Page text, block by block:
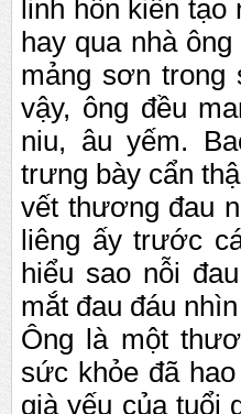
linh hồn kiến tạo
hay qua nhà ông
mảng sơn trong
vậy, ông đều
niu, âu yếm.
trưng bày cẩn thậ
vết thương đau
liêng ấy trước
hiểu sao nỗi
mắt đau đáu
Ông là một thươ
sức khỏe đã
già yếu của tuổi